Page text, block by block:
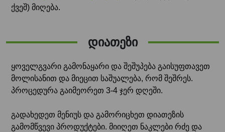
ქვეშ) მიღება.
დიათეზი
ყოველგვარი გამონაყარი და შეშუპება გაისუფთავეთ
მოლისანით და მიეცით საშუალება, რომ შეშრეს.
პროცედურა გაიმეორეთ 3-4 ჯერ დღეში.
გადახედეთ მენიუს და გამორიცხეთ დიათეზის
გამომწვევი პროდუქტები. მიიღეთ ნაკლები რძე და